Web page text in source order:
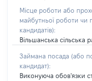
Місце роботи або
майбутньої роботи чи
кандидатів):
Вільшанська сільська
Займана посада (або
кандидат):
Виконуюча обов'язки